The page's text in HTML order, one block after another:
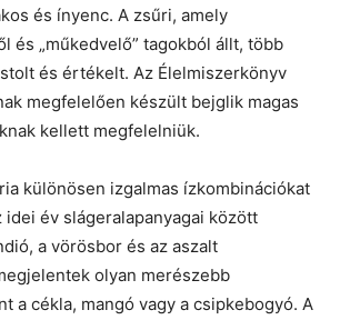
és ínyenc. A zsűri, amely
és „műkedvelő” tagokból állt, több
és értékelt. Az Élelmiszerkönyv
megfelelően készült bejglik magas
kellett megfelelniük.
különösen izgalmas ízkombinációkat
év slágeralapanyagai között
a vörösbor és az aszalt
olyan merészebb
a cékla, mangó vagy a csipkebogyó. A